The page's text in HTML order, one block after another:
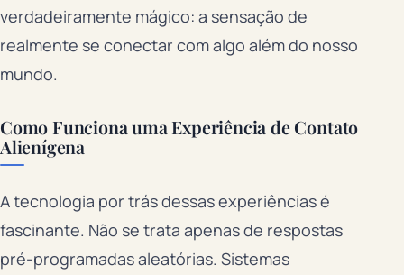
verdadeiramente mágico: a sensação de
realmente se conectar com algo além do nosso
mundo.
Como Funciona uma Experiência de Contato
Alienígena
A tecnologia por trás dessas experiências é
fascinante. Não se trata apenas de respostas
pré-programadas aleatórias. Sistemas